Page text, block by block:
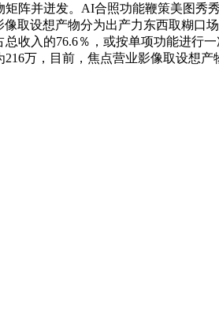
阵并迸发。AI合照功能鞭策美图秀
取设想产物分为出产力东西取糊口
收入的76.6％，或按单项功能进行
万，目前，焦点营业影像取设想产